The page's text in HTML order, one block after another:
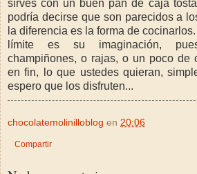
sirves con un buen pan de caja
podría decirse que son parecidos a
la diferencia es la forma de
límite es su imaginación,
champiñones, o rajas, o un poco de
en fin, lo que ustedes quieran,
espero que los disfruten...
chocolatemolinilloblog en 20:06
Compartir